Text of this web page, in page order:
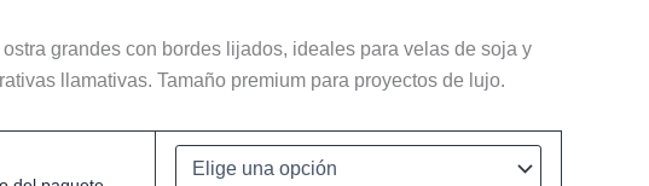
grandes con bordes lijados, ideales para velas de soja y
llamativas. Tamaño premium para proyectos de lujo.